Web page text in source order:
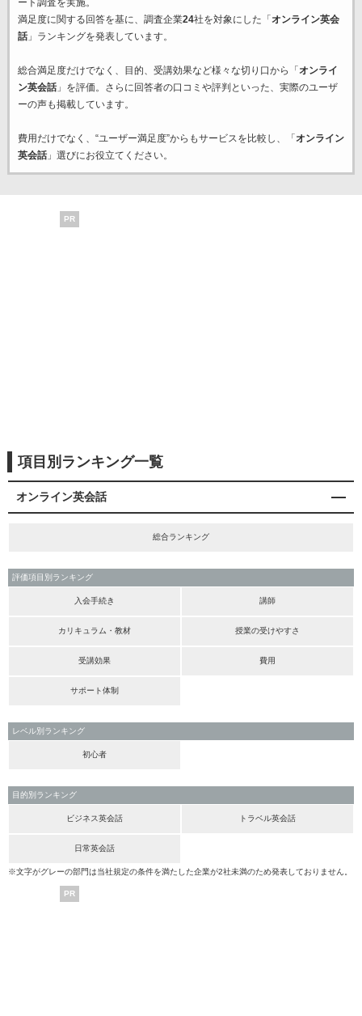
ート調査を実施。
満足度に関する回答を基に、調査企業24社を対象にした「 オンライン英会
話」ランキングを発表しています。
総合満足度だけでなく、目的、受講効果など様々な切り口から「 オンライ
ン英会話」を評価。さらに回答者の口コミや評判といった、実際のユーザ
ーの声も掲載しています。
費用だけでなく、“ユーザー満足度”からもサービスを比較し、「 オンライン
英会話」選びにお役立てください。
PR
項目別ランキング一覧
オンライン英会話
総合ランキング
評価項目別ランキング
入会手続き 講師
カリキュラム・教材 授業の受けやすさ
受講効果 費用
サポート体制
レベル別ランキング
初心者
目的別ランキング
ビジネス英会話 トラベル英会話
日常英会話
※文字がグレーの部門は当社規定の条件を満たした企業が2社未満のため発表しておりません。
PR